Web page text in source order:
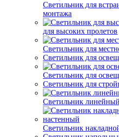
Светильник для
монтажа
для высоких пролетов
Светильник для
Светильник для
Светильник для
Светильник для
Светильник
Светильник